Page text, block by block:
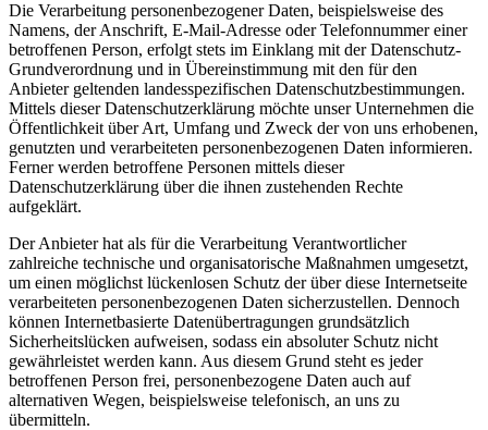
Die Verarbeitung personenbezogener Daten, beispielsweise des
Namens, der Anschrift, E-Mail-Adresse oder Telefonnummer einer
betroffenen Person, erfolgt stets im Einklang mit der Datenschutz-
Grundverordnung und in Übereinstimmung mit den für den
Anbieter geltenden landesspezifischen Datenschutzbestimmungen.
Mittels dieser Datenschutzerklärung möchte unser Unternehmen die
Öffentlichkeit über Art, Umfang und Zweck der von uns erhobenen,
genutzten und verarbeiteten personenbezogenen Daten informieren.
Ferner werden betroffene Personen mittels dieser
Datenschutzerklärung über die ihnen zustehenden Rechte
aufgeklärt.
Der Anbieter hat als für die Verarbeitung Verantwortlicher
zahlreiche technische und organisatorische Maßnahmen umgesetzt,
um einen möglichst lückenlosen Schutz der über diese Internetseite
verarbeiteten personenbezogenen Daten sicherzustellen. Dennoch
können Internetbasierte Datenübertragungen grundsätzlich
Sicherheitslücken aufweisen, sodass ein absoluter Schutz nicht
gewährleistet werden kann. Aus diesem Grund steht es jeder
betroffenen Person frei, personenbezogene Daten auch auf
alternativen Wegen, beispielsweise telefonisch, an uns zu
übermitteln.